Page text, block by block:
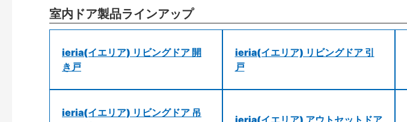
室内ドア製品ラインアップ
ieria(イエリア) リビングドア 開
き戸
ieria(イエリア) リビングドア 引
戸
ieria(イエリア) リビングドア 吊
ieria(イエリア) アウトセットドア